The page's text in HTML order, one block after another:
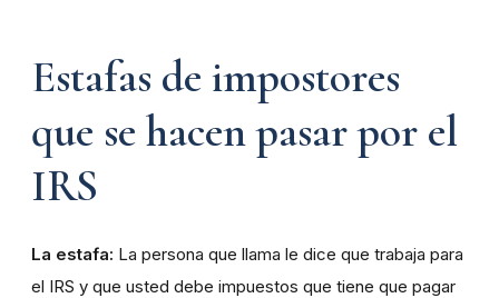
Estafas de impostores
que se hacen pasar por el
IRS
La estafa: La persona que llama le dice que trabaja para
el IRS y que usted debe impuestos que tiene que pagar